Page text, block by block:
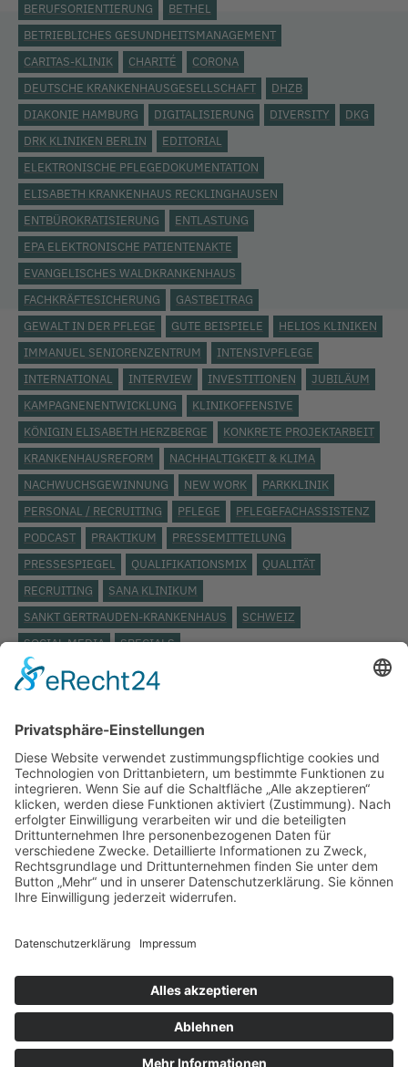
BERUFSORIENTIERUNG
BETHEL
BETRIEBLICHES GESUNDHEITSMANAGEMENT
CARITAS-KLINIK
CHARITÉ
CORONA
DEUTSCHE KRANKENHAUSGESELLSCHAFT
DHZB
DIAKONIE HAMBURG
DIGITALISIERUNG DIVERSITY
DKG
DRK KLINIKEN BERLIN
EDITORIAL
ELEKTRONISCHE PFLEGEDOKUMENTATION
ELISABETH KRANKENHAUS RECKLINGHAUSEN
ENTBÜROKRATISIERUNG
ENTLASTUNG
EPA ELEKTRONISCHE PATIENTENAKTE
EVANGELISCHES WALDKRANKENHAUS
FACHKRÄFTESICHERUNG
GASTBEITRAG
GEWALT IN DER PFLEGE
GUTE BEISPIELE
HELIOS KLINIKEN
IMMANUEL SENIORENZENTRUM
INTENSIVPFLEGE
INTERNATIONAL
INTERVIEW INVESTITIONEN
JUBILÄUM
KAMPAGNENENTWICKLUNG
KLINIKOFFENSIVE
KÖNIGIN ELISABETH HERZBERGE
KONKRETE PROJEKTARBEIT
KRANKENHAUSREFORM
NACHHALTIGKEIT & KLIMA
NACHWUCHSGEWINNUNG
NEW WORK
PARKKLINIK
PERSONAL / RECRUITING
PFLEGE
PFLEGEFACHASSISTENZ
PODCAST
PRAKTIKUM
PRESSEMITTEILUNG
PRESSESPIEGEL
QUALIFIKATIONSMIX
QUALITÄT
RECRUITING
SANA KLINIKUM
SANKT GERTRAUDEN-KRANKENHAUS
SCHWEIZ
SOCIAL MEDIA
SPECIALS
STÄDTISCHES KLINIKUM LÜNEBURG
UKB
UKRAINE
VERANSTALTUNG
VERBAND DER ERSATZKASSEN
VEREINBARKEIT
VIDEO
VIELFALT
VIVANTES WEITERBILDUNG
WERTSCHÄTZUNG
WIEDEREINSTIEG
WISSENSCHAFT
WISSENSWERT
ZEITARBEIT
Impressum bkgev.de |
Datenschutzbestimmungen bkgev.de|
Cookie-
Einstellungenpflege@bkgev.de